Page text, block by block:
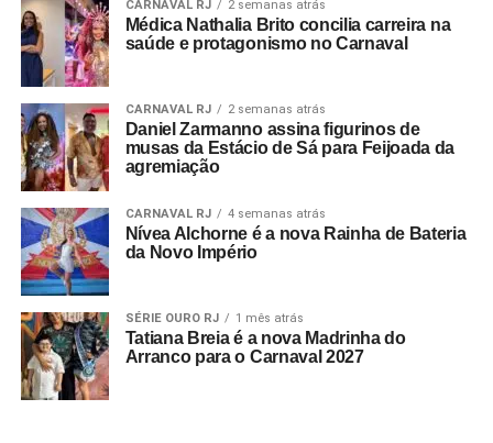
Horário: 13h
Endereço: Avenida Francisco Bicalho nº 47 –
Ingresso: Pista: R$ 20,00 / Mesa para 4 pessoas: R$
100,00
Classificação: 18 anos
CARNAVAL RJ 2 semanas atrás
Médica Nathalia Brito concilia carreira na
saúde e protagonismo no Carnaval
CARNAVAL RJ 2 semanas atrás
Daniel Zarmanno assina figurinos de
musas da Estácio de Sá para Feijoada da
agremiação
CARNAVAL RJ 4 semanas atrás
Nívea Alchorne é a nova Rainha de Bateria
da Novo Império
SÉRIE OURO RJ 1 mês atrás
Tatiana Breia é a nova Madrinha do
Arranco para o Carnaval 2027